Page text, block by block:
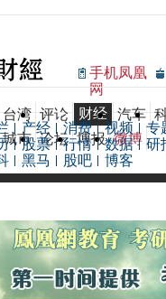
手机凤凰
网
台湾 评论 财经 汽车
城市 论坛 博报 微博
产经 消费 视频 专
股票 行情 数据 研
黑马 股吧 博客